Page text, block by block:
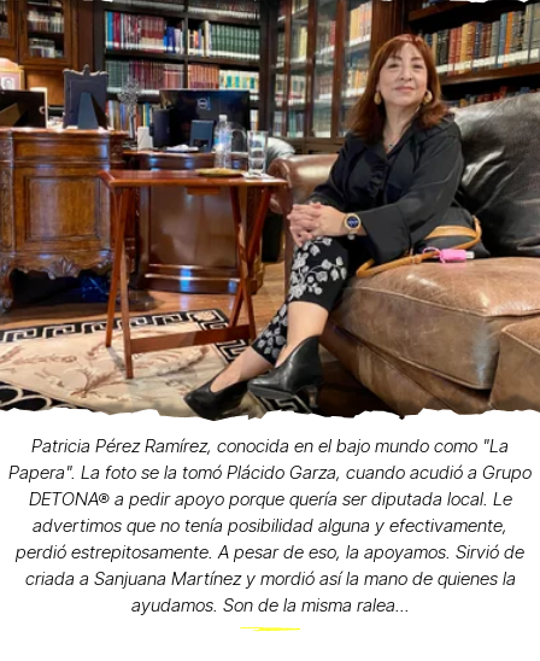
Patricia Pérez Ramírez, conocida en el bajo mundo como "La
Papera". La foto se la tomó Plácido Garza, cuando acudió a Grupo
DETONA® a pedir apoyo porque quería ser diputada local. Le
advertimos que no tenía posibilidad alguna y efectivamente,
perdió estrepitosamente. A pesar de eso, la apoyamos. Sirvió de
criada a Sanjuana Martínez y mordió así la mano de quienes la
ayudamos. Son de la misma ralea...